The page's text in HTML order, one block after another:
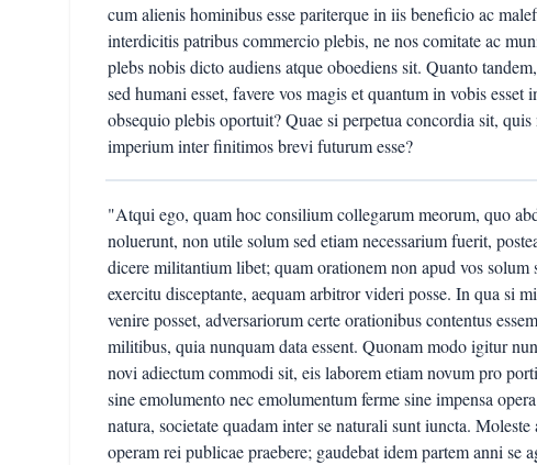
cum alienis hominibus esse pariterque in iis beneficio ac
interdicitis patribus commercio plebis, ne nos comitate ac
plebs nobis dicto audiens atque oboediens sit. Quanto
sed humani esset, favere vos magis et quantum in vobis
obsequio plebis oportuit? Quae si perpetua concordia sit,
imperium inter finitimos brevi futurum esse?
"Atqui ego, quam hoc consilium collegarum meorum, quo
noluerunt, non utile solum sed etiam necessarium fuerit,
dicere militantium libet; quam orationem non apud vos solum
exercitu disceptante, aequam arbitror videri posse. In qua si
venire posset, adversariorum certe orationibus contentus
militibus, quia nunquam data essent. Quonam modo igitur
novi adiectum commodi sit, eis laborem etiam novum pro
sine emolumento nec emolumentum ferme sine impensa
natura, societate quadam inter se naturali sunt iuncta. Moleste
operam rei publicae praebere; gaudebat idem partem anni se